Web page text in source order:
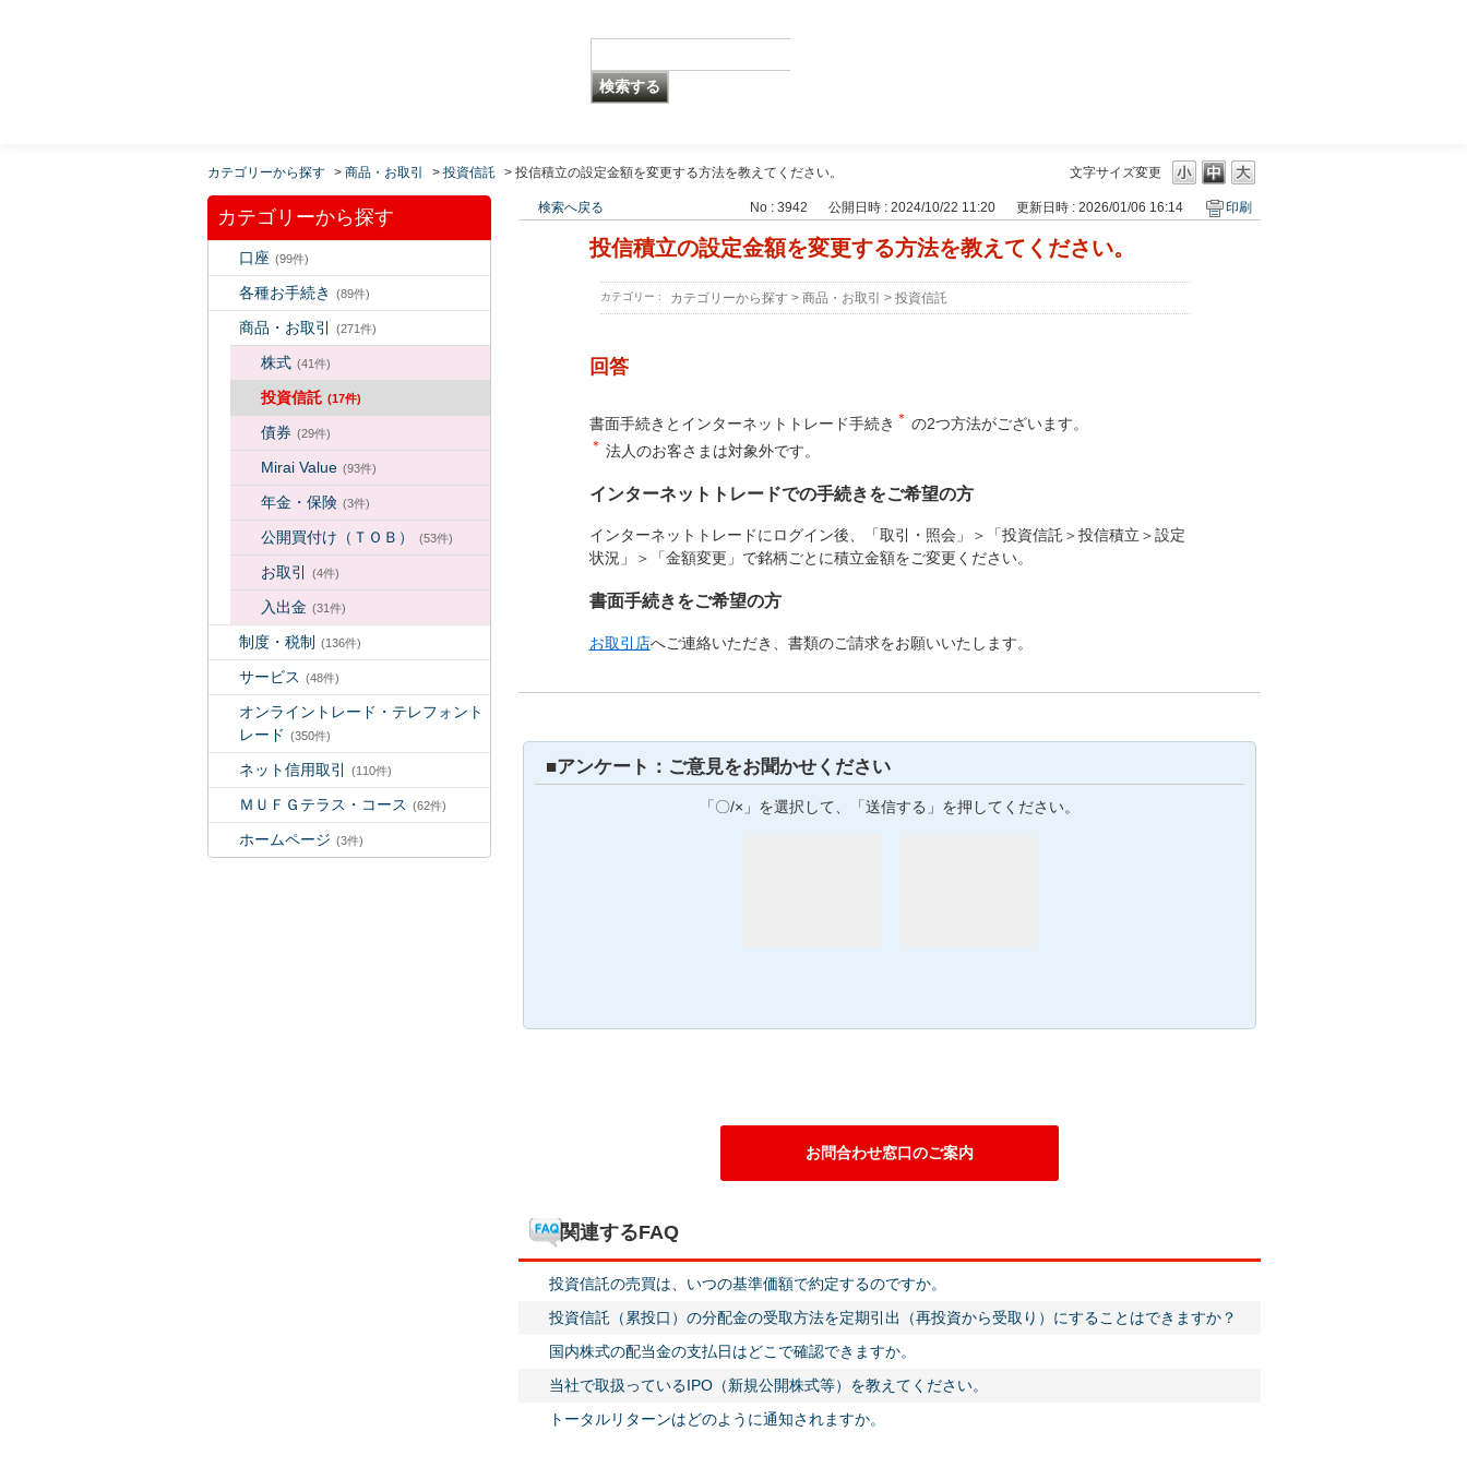
文字サイズ変更
カテゴリーから探す > 商品・お取引 > 投資信託 > 投信積立の設定金額を変更する方法を教えてください。
カテゴリーから探す
口座 (99件)
各種お手続き (89件)
商品・お取引 (271件)
株式 (41件)
投資信託 (17件)
債券 (29件)
Mirai Value (93件)
年金・保険 (3件)
公開買付け（ＴＯＢ） (53件)
お取引 (4件)
入出金 (31件)
制度・税制 (136件)
サービス (48件)
オンライントレード・テレフォント
レード (350件)
ネット信用取引 (110件)
ＭＵＦＧテラス・コース (62件)
ホームページ (3件)
検索へ戻る No : 3942 公開日時 : 2024/10/22 11:20 更新日時 : 2026/01/06 16:14 印刷
投信積立の設定金額を変更する方法を教えてください。
カテゴリー : カテゴリーから探す > 商品・お取引 > 投資信託
回答
書面手続きとインターネットトレード手続き ＊ の2つ方法がございます。
＊ 法人のお客さまは対象外です。
インターネットトレードでの手続きをご希望の方
インターネットトレードにログイン後、「取引・照会」＞「投資信託＞投信積立＞設定
状況」＞「金額変更」で銘柄ごとに積立金額をご変更ください。
書面手続きをご希望の方
お取引店へご連絡いただき、書類のご請求をお願いいたします。
■アンケート：ご意見をお聞かせください
「〇/×」を選択して、「送信する」を押してください。
お問合わせ窓口のご案内
関連するFAQ
投資信託の売買は、いつの基準価額で約定するのですか。
投資信託（累投口）の分配金の受取方法を定期引出（再投資から受取り）にすることはできますか？
国内株式の配当金の支払日はどこで確認できますか。
当社で取扱っているIPO（新規公開株式等）を教えてください。
トータルリターンはどのように通知されますか。